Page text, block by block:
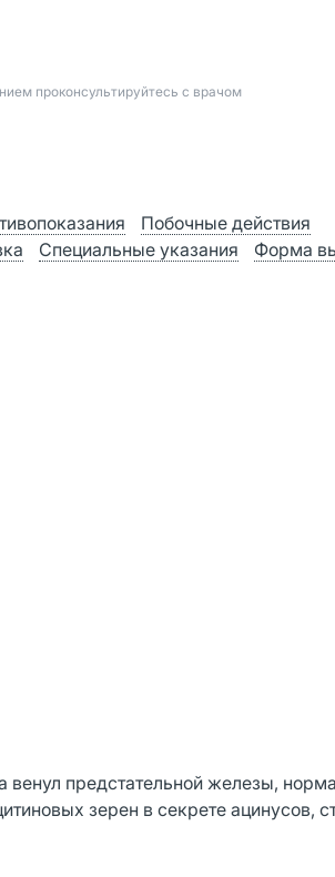
проконсультируйтесь с врачом
Побочные действия
Специальные указания
Форма
предстательной железы,
зерен в секрете ацинусов,